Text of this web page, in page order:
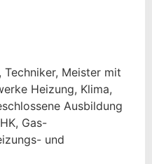
Techniker, Meister mit
Heizung, Klima,
Ausbildung
Gas-
und